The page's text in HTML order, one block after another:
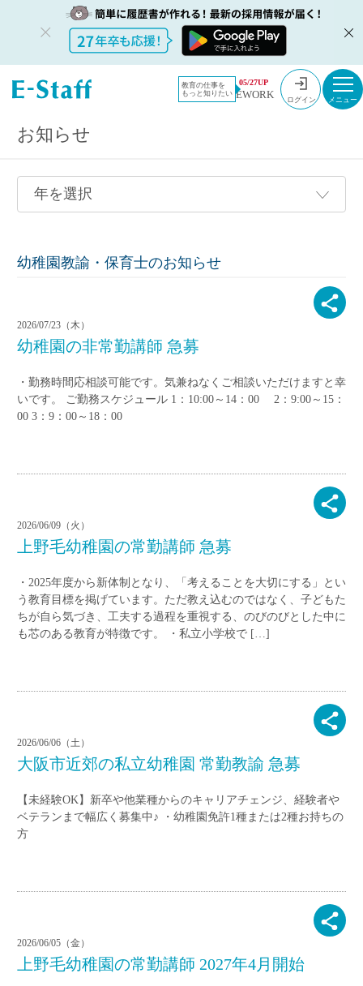
教育の仕事を
もっと知りたい
05/27UP
EWORK ログイン
教員採用情報のイー・スタッフ TOP 採用情報
お知らせ
幼稚園教諭・保育士のお知らせ
2026/07/23（木）
幼稚園の非常勤講師 急募
・勤務時間応相談可能です。気兼ねなくご相談いただけますと幸
いです。 ご勤務スケジュール 1：10:00～14：00 2：9:00～15：
00 3：9：00～18：00
2026/06/09（火）
上野毛幼稚園の常勤講師 急募
・2025年度から新体制となり、「考えることを大切にする」とい
う教育目標を掲げています。ただ教え込むのではなく、子どもた
ちが自ら気づき、工夫する過程を重視する、のびのびとした中に
も芯のある教育が特徴です。 ・私立小学校で […]
2026/06/06（土）
大阪市近郊の私立幼稚園 常勤教諭 急募
【未経験OK】新卒や他業種からのキャリアチェンジ、経験者や
ベテランまで幅広く募集中♪ ・幼稚園免許1種または2種お持ちの
方
2026/06/05（金）
上野毛幼稚園の常勤講師 2027年4月開始